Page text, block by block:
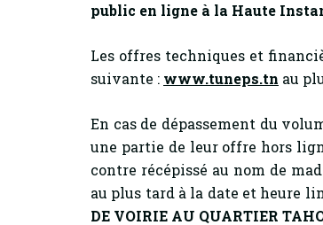
public en ligne à la Haute
Les offres techniques et
suivante : www.tuneps.tn au
En cas de dépassement du
une partie de leur offre hors
contre récépissé au nom de
au plus tard à la date et heure
DE VOIRIE AU QUARTIER